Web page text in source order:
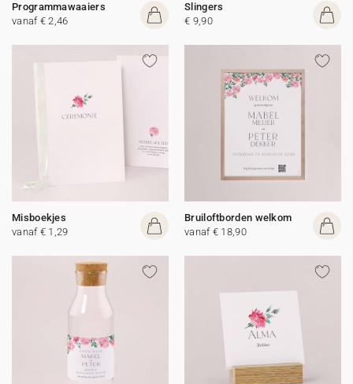
Programmawaaiers
vanaf € 2,46
Slingers
€ 9,90
Misboekjes
vanaf € 1,29
Bruiloftborden welkom
vanaf € 18,90